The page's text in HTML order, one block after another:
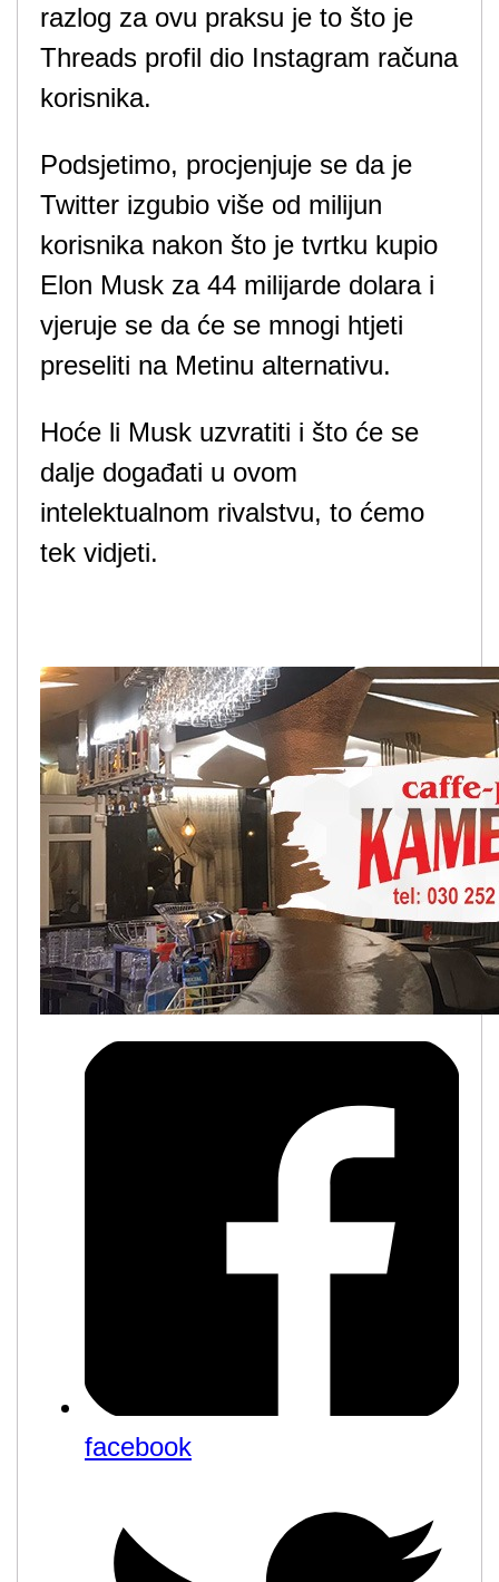
razlog za ovu praksu je to što je
Threads profil dio Instagram računa
korisnika.
Podsjetimo, procjenjuje se da je
Twitter izgubio više od milijun
korisnika nakon što je tvrtku kupio
Elon Musk za 44 milijarde dolara i
vjeruje se da će se mnogi htjeti
preseliti na Metinu alternativu.
Hoće li Musk uzvratiti i što će se
dalje događati u ovom
intelektualnom rivalstvu, to ćemo
tek vidjeti.
facebook